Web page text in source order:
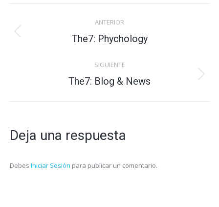
Navegación
entre
ANTERIOR
Proyecto
The7: Phychology
SIGUIENTE
Proyecto
The7: Blog & News
Deja una respuesta
Debes Iniciar Sesión para publicar un comentario.